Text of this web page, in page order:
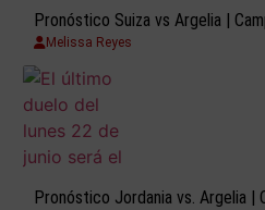
Pronóstico Suiza vs Argelia |
Melissa Reyes
Pronóstico Jordania vs. Argelia |